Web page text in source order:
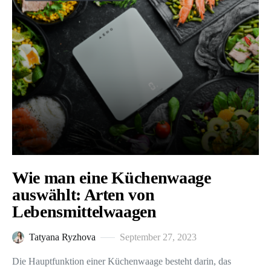
Wie man eine Küchenwaage
auswählt: Arten von
Lebensmittelwaagen
Tatyana Ryzhova September 27, 2023
Die Hauptfunktion einer Küchenwaage besteht darin, das